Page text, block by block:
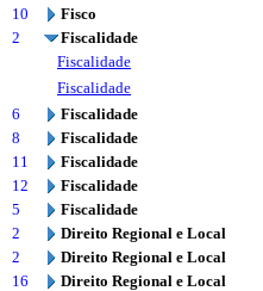
10
Fisco
2
Fiscalidade
Fiscalidade
Fiscalidade
6
Fiscalidade
8
Fiscalidade
11
Fiscalidade
12
Fiscalidade
5
Fiscalidade
2
Direito Regional e Local
2
Direito Regional e Local
16
Direito Regional e Local